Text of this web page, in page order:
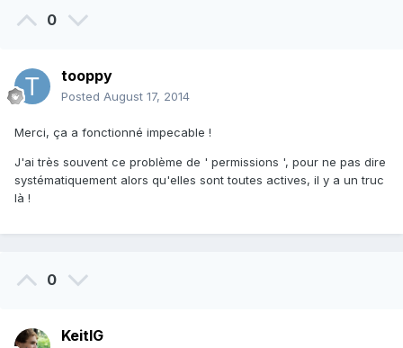
0
tooppy
Posted August 17, 2014
Merci, ça a fonctionné impecable !
J'ai très souvent ce problème de ' permissions ', pour ne pas dire
systématiquement alors qu'elles sont toutes actives, il y a un truc
là !
0
KeitIG